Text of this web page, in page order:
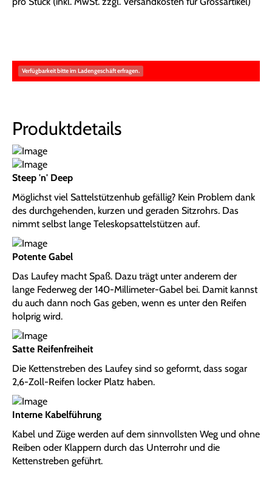
Verfügbarkeit bitte im Ladengeschäft erfragen.
Produktdetails
Steep 'n' Deep
Möglichst viel Sattelstützenhub gefällig? Kein Problem dank
des durchgehenden, kurzen und geraden Sitzrohrs. Das
nimmt selbst lange Teleskopsattelstützen auf.
Potente Gabel
Das Laufey macht Spaß. Dazu trägt unter anderem der
lange Federweg der 140-Millimeter-Gabel bei. Damit kannst
du auch dann noch Gas geben, wenn es unter den Reifen
holprig wird.
Satte Reifenfreiheit
Die Kettenstreben des Laufey sind so geformt, dass sogar
2,6-Zoll-Reifen locker Platz haben.
Interne Kabelführung
Kabel und Züge werden auf dem sinnvollsten Weg und ohne
Reiben oder Klappern durch das Unterrohr und die
Kettenstreben geführt.